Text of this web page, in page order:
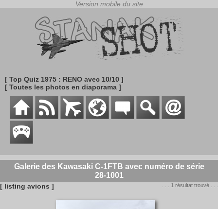
[ Top Quiz 1975 : RENO avec 10/10 ]
[ Toutes les photos en diaporama ]
Galerie des Kawasaki C-1FTB avec numéro de série
28-1001
[ listing avions ] . . . 1 résultat trouvé . . .